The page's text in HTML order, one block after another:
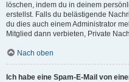
löschen, indem du in deinem
erstellst. Falls du belästigende
du dies auch einem Administrator
Mitglied dann verbieten, Private
Nach oben
Ich habe eine Spam-E-Mail von